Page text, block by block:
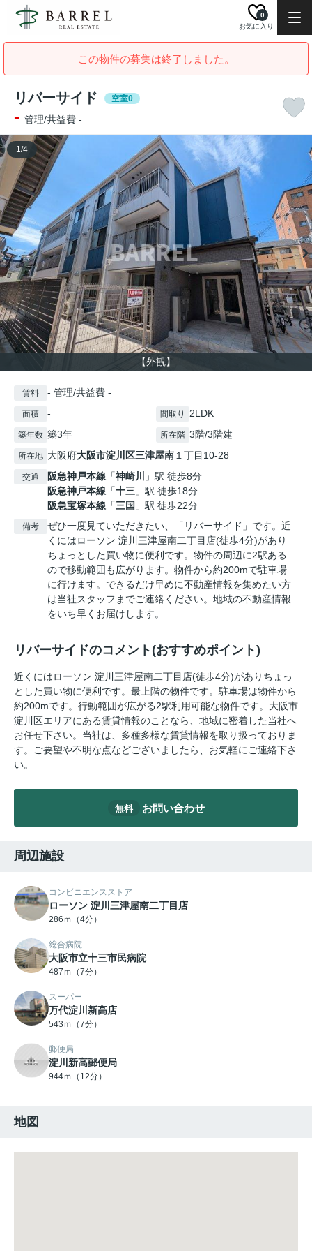
お気に入り
0
この物件の募集は終了しました。
リバーサイド 空室0
- 管理/共益費 -
【外観】
1/4
賃料 - 管理/共益費 -
面積 - 間取り 2LDK
築年数 築3年 所在階 3階/3階建
所在地 大阪府大阪市淀川区三津屋南１丁目10-28
交通 阪急神戸本線 「神崎川
」駅 徒歩8分
阪急神戸本線 「十三 」駅 徒歩18分
阪急宝塚本線 「三国 」駅 徒歩22分
備考
ぜひ一度見ていただきたい、「リバーサイド」です。近
くにはローソン 淀川三津屋南二丁目店(徒歩4分)があり
ちょっとした買い物に便利です。物件の周辺に2駅ある
ので移動範囲も広がります。物件から約200mで駐車場
に行けます。できるだけ早めに不動産情報を集めたい方
は当社スタッフまでご連絡ください。地域の不動産情報
をいち早くお届けします。
リバーサイドのコメント(おすすめポイント)
近くにはローソン 淀川三津屋南二丁目店(徒歩4分)がありちょっ
とした買い物に便利です。最上階の物件です。駐車場は物件から
約200mです。行動範囲が広がる2駅利用可能な物件です。大阪市
淀川区エリアにある賃貸情報のことなら、地域に密着した当社へ
お任せ下さい。当社は、多種多様な賃貸情報を取り扱っておりま
す。ご要望や不明な点などございましたら、お気軽にご連絡下さ
い。
無料 お問い合わせ
周辺施設
コンビニエンスストア
ローソン 淀川三津屋南二丁目店
286ｍ（4分）
総合病院
大阪市立十三市民病院
487ｍ（7分）
スーパー
万代淀川新高店
543ｍ（7分）
郵便局
淀川新高郵便局
944ｍ（12分）
地図